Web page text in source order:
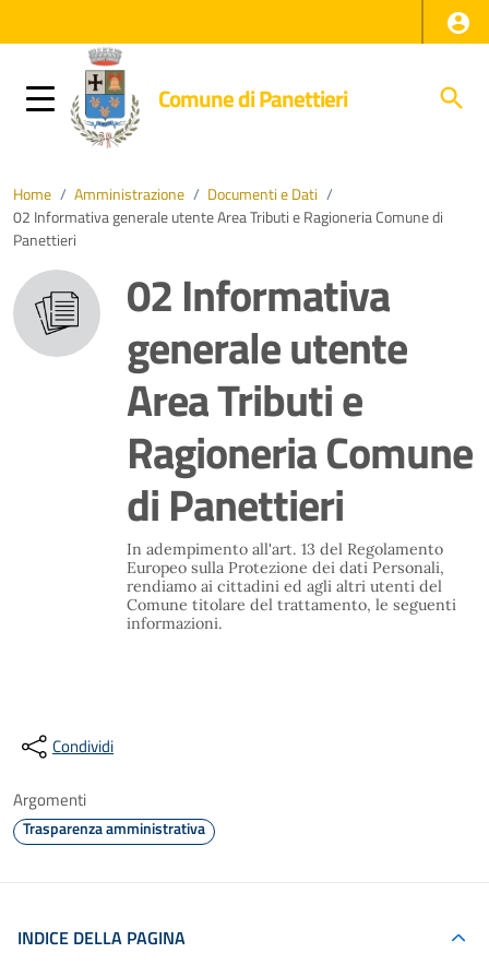
Comune di Panettieri
Home / Amministrazione / Documenti e Dati /
02 Informativa generale utente Area Tributi e Ragioneria Comune di
Panettieri
02 Informativa
generale utente
Area Tributi e
Ragioneria Comune
di Panettieri
In adempimento all'art. 13 del Regolamento
Europeo sulla Protezione dei dati Personali,
rendiamo ai cittadini ed agli altri utenti del
Comune titolare del trattamento, le seguenti
informazioni.
Condividi
Argomenti
Trasparenza amministrativa
INDICE DELLA PAGINA